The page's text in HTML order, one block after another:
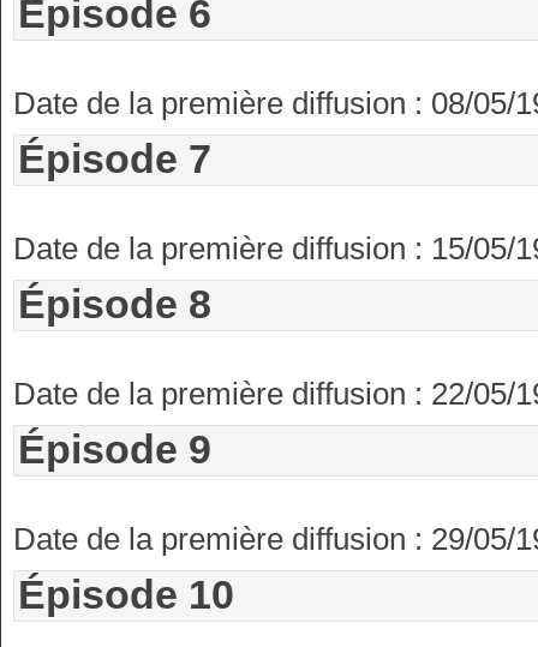
Épisode 6
Date de la première diffusion : 08/05/
Épisode 7
Date de la première diffusion : 15/05/
Épisode 8
Date de la première diffusion : 22/05/
Épisode 9
Date de la première diffusion : 29/05/
Épisode 10